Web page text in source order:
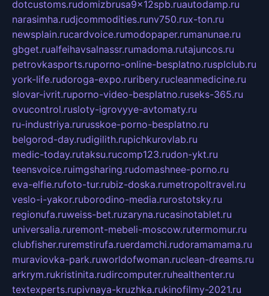
dotcustoms.rudomizbrusa9x12spb.ruautodamp.ru
narasimha.rudjcommodities.runv750.rux-ton.ru
newsplain.rucardvoice.rumodopaper.rumanunae.ru
gbget.rualfeihavsalnassr.rumadoma.rutajuncos.ru
petrovkasports.ruporno-online-besplatno.rusplclub.ru
york-life.rudoroga-expo.ruribery.rucleanmedicine.ru
slovar-ivrit.ruporno-video-besplatno.ruseks-365.ru
ovucontrol.rusloty-igrovyye-avtomaty.ru
ru-industriya.rurusskoe-porno-besplatno.ru
belgorod-day.rudigilith.rupichkurovlab.ru
medic-today.rutaksu.rucomp123.rudon-ykt.ru
teensvoice.ruimgsharing.rudomashnee-porno.ru
eva-elfie.rufoto-tur.rubiz-doska.rumetropoltravel.ru
veslo-i-yakor.ruborodino-media.rurostotsky.ru
regionufa.ruweiss-bet.ruzaryna.rucasinotablet.ru
universalia.ruremont-mebeli-moscow.rutermomur.ru
clubfisher.ruremstirufa.ruerdamchi.rudoramamama.ru
muraviovka-park.ruworldofwoman.ruclean-dreams.ru
arkrym.rukristinita.rudircomputer.ruhealthenter.ru
textexperts.rupivnaya-kruzhka.rukinofilmy-2021.ru